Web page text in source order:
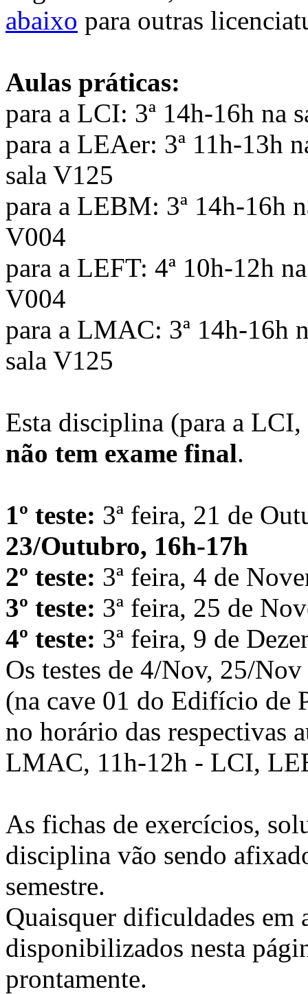
abaixo para outras
Aulas práticas:
para a LCI: 3ª 14h-16h na
para a LEAer: 3ª 11h-13h
sala V125
para a LEBM: 3ª 14h-16h
V004
para a LEFT: 4ª 10h-12h
V004
para a LMAC: 3ª 14h-16h
sala V125
Esta disciplina (para a
não tem exame final.
1º teste: 3ª feira, 21 de
23/Outubro, 16h-17h
2º teste: 3ª feira, 4 de
3º teste: 3ª feira, 25 de
4º teste: 3ª feira, 9 de
Os testes de 4/Nov, 25/
(na cave 01 do Edifício de
no horário das respectivas
LMAC, 11h-12h - LCI,
As fichas de exercícios,
disciplina vão sendo
semestre.
Quaisquer dificuldades em
disponibilizados nesta
prontamente.